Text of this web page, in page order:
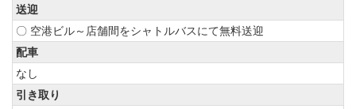
送迎
〇 空港ビル～店舗間をシャトルバスにて無料送迎
配車
なし
引き取り